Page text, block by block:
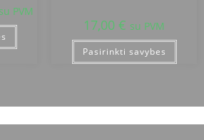
su PVM
17,00 € su PVM
Pasirinkti savybes